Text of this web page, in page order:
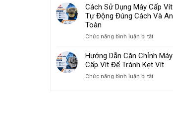
Ngành
Sản
Ưu
Hóa
Cơ
Bằng
Máy
Cách Sử Dụng Máy Cấp Vít
Tự Động Đúng Cách Và An
Toàn
Chức năng bình luận bị tắtở
Sử
Dụng
Cấp
Hướng Dẫn Căn Chỉnh Máy
Cấp Vít Để Tránh Kẹt Vít
Chức năng bình luận bị tắtở